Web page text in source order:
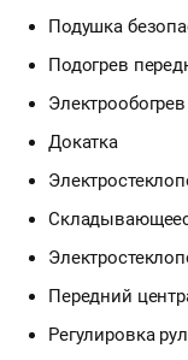
Подушка
Подогрев
Докатка
Передний
Регулировка